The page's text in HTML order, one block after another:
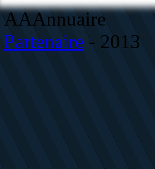
AAAnnuaire
Partenaire- 2013